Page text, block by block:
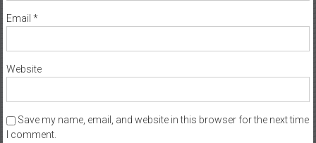
Name *
Email*
Website